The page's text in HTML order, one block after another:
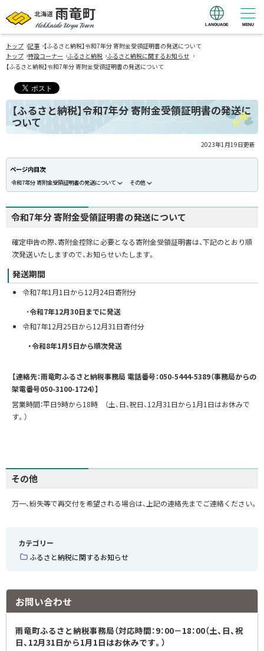
北海道 雨竜町
Hokkaido Uryu
Town
MENU
LANGUAGE
トップ ›記事 ›【ふるさと納税】令和7年分 寄附金受領証明書の発送について
トップ ›特設コーナー ›ふるさと納税 ›ふるさと納税に関するお知らせ ›
【ふるさと納税】令和7年分 寄附金受領証明書の発送について
【ふるさと納税】令和7年分 寄附金受領証明書の発送に
ついて
2023年1月19日更新
ページ内目次
令和7年分 寄附金受領証明書の発送について その他
令和7年分 寄附金受領証明書の発送について
確定申告の際、寄附金控除に必要となる寄附金受領証明書は、下記のとおり順
次発送いたしますので、お知らせいたします。
発送期間
令和7年1月1日から12月24日寄附分
・令和7年12月30日までに発送
令和7年12月25日から12月31日寄付分
・令和8年1月5日から順次発送
【連絡先：雨竜町ふるさと納税事務局 電話番号：050-5444-5389（事務局からの
架電番号050-3100-1724）】
営業時間：平日9時から18時 （土、日、祝日、12月31日から1月1日はお休みで
す。）
その他
万一、紛失等で再交付を希望される場合は、上記の連絡先までご連絡ください。
カテゴリー
ふるさと納税に関するお知らせ
お問い合わせ
雨竜町ふるさと納税事務局（対応時間：9：00－18：00（土、日、祝
日、12月31日から1月1日はお休みです。）